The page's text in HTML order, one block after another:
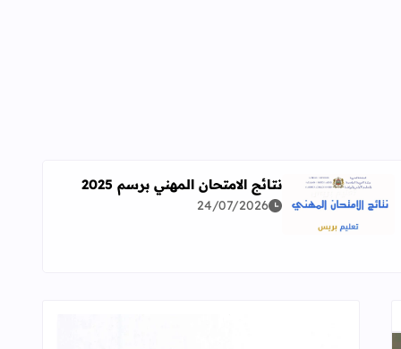
معمقة للوضعيات المهنية وفق آخر توصيف
اقرأ المزيد عن نتائج الامتحان المهني برسم 2025
نتائج الامتحان المهني برسم 2025
24/07/2026